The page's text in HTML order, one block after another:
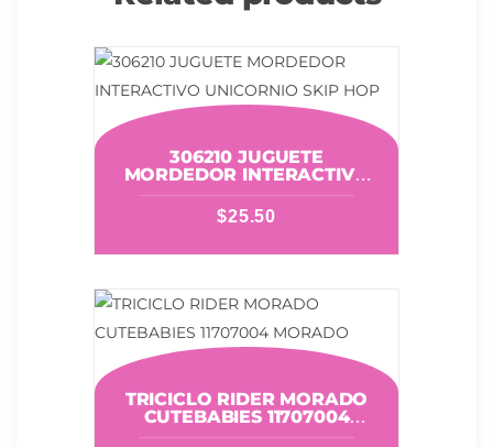
306210 JUGUETE
MORDEDOR INTERACTIVO
UNICORNIO SKIP HOP
$25.50
TRICICLO RIDER MORADO
CUTEBABIES 11707004
MORADO